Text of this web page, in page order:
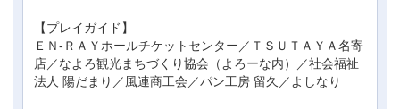
【プレイガイド】
ＥＮ-ＲＡＹホールチケットセンター／ＴＳＵＴＡＹＡ名寄
店／なよろ観光まちづくり協会（よろーな内）／社会福祉
法人 陽だまり／風連商工会／パン工房 留久／よしなり